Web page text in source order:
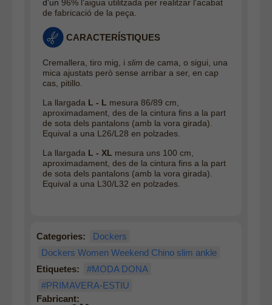
d'un 96% l'aigua utilitzada per realitzar l'acabat
de fabricació de la peça.
CARACTERÍSTIQUES
Cremallera, tiro mig, i slim de cama, o sigui, una
mica ajustats però sense arribar a ser, en cap
cas, pitillo.
La llargada L - L mesura 86/89 cm,
aproximadament, des de la cintura fins a la part
de sota dels pantalons (amb la vora girada).
Equival a una L26/L28 en polzades.
La llargada L - XL mesura uns 100 cm,
aproximadament, des de la cintura fins a la part
de sota dels pantalons (amb la vora girada).
Equival a una L30/L32 en polzades.
Categories:
Dockers
Dockers Women Weekend Chino slim ankle
Etiquetes:
#MODA DONA
#PRIMAVERA-ESTIU
Fabricant: